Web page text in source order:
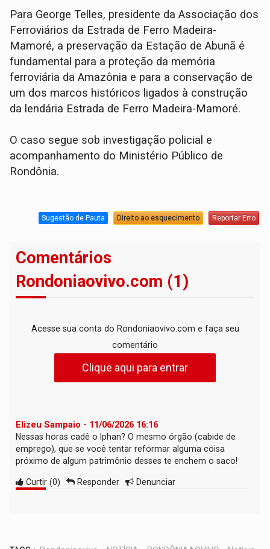
Para George Telles, presidente da Associação dos
Ferroviários da Estrada de Ferro Madeira-
Mamoré, a preservação da Estação de Abunã é
fundamental para a proteção da memória
ferroviária da Amazônia e para a conservação de
um dos marcos históricos ligados à construção
da lendária Estrada de Ferro Madeira-Mamoré.
O caso segue sob investigação policial e
acompanhamento do Ministério Público de
Rondônia.
Sugestão de Pauta Direito ao esquecimento Reportar Erro
Comentários
Rondoniaovivo.com (1)
Acesse sua conta do Rondoniaovivo.com e faça seu
comentário
Clique aqui para entrar
Elizeu Sampaio - 11/06/2026 16:16
Nessas horas cadê o Iphan? O mesmo órgão (cabide de
emprego), que se você tentar reformar alguma coisa
próximo de algum patrimônio desses te enchem o saco!
Curtir (0) Responder Denunciar